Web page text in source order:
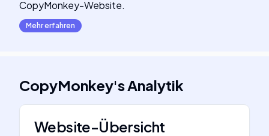
CopyMonkey-Website.
Mehr erfahren
CopyMonkey'sAnalytik
Website-Übersicht